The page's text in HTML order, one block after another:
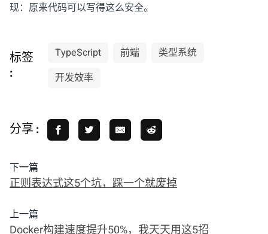
现：原来代码可以写得这么安全。
标签
:
TypeScript 前端
类型系统
开发效率
分享 :
下一篇
正则表达式这5个坑，踩一个就废掉
上一篇
Docker构建速度提升50%，我天天用这5招